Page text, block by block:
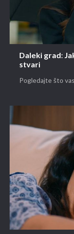
Daleki grad:
stvari
Pogledajte što